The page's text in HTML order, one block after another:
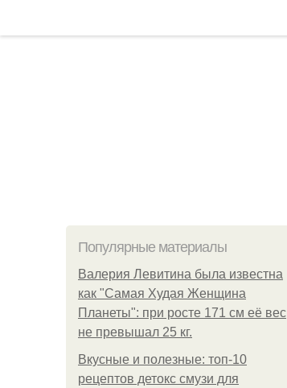
Популярные материалы
Валерия Левитина была известна
как "Самая Худая Женщина
Планеты": при росте 171 см её вес
не превышал 25 кг.
Вкусные и полезные: топ-10
рецептов детокс смузи для